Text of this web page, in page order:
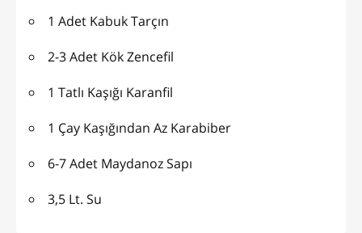
1 Adet Kabuk Tarçın
2-3 Adet Kök Zencefil
1 Tatlı Kaşığı Karanfil
1 Çay Kaşığından Az Karabiber
6-7 Adet Maydanoz Sapı
3,5 Lt. Su